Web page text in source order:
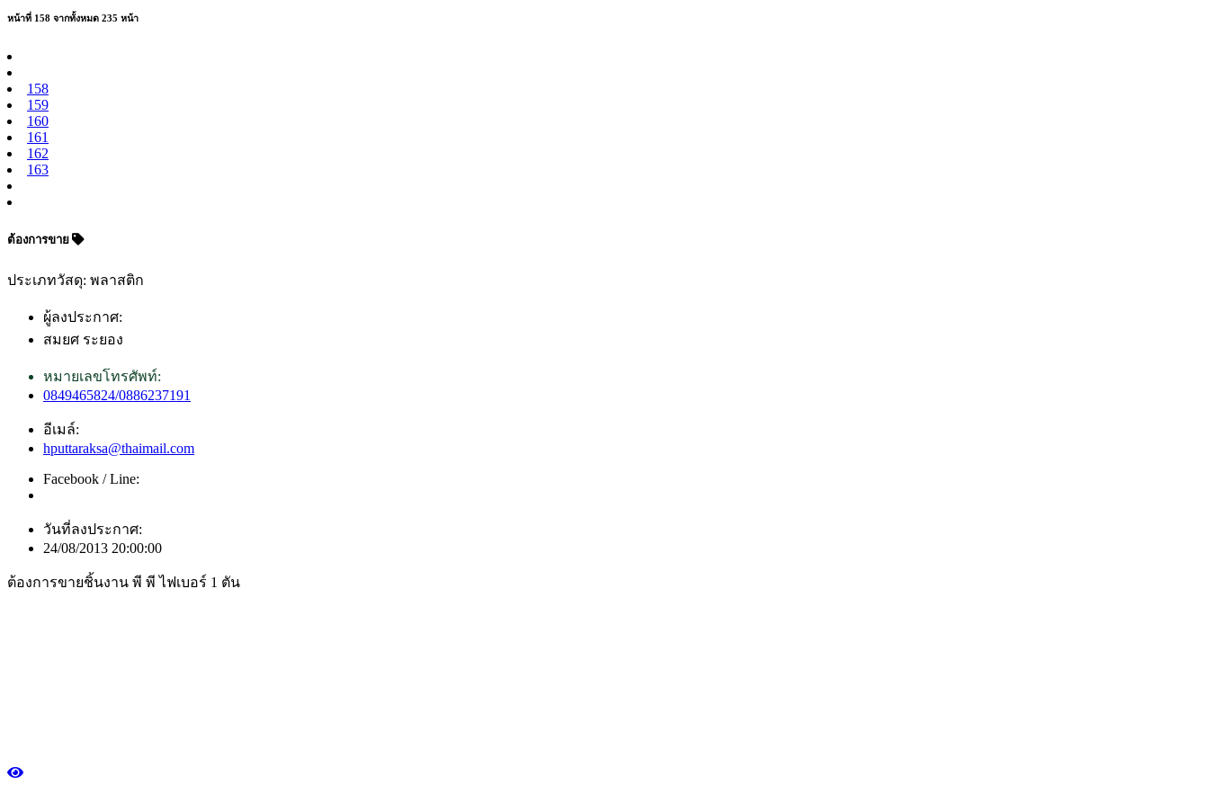
หน้าที่ 158 จากทั้งหมด 235 หน้า
158
159
160
161
162
163
ต้องการขาย
ประเภทวัสดุ: พลาสติก
ผู้ลงประกาศ:
สมยศ ระยอง
หมายเลขโทรศัพท์:
0849465824/0886237191
อีเมล์:
hputtaraksa@thaimail.com
Facebook / Line:
วันที่ลงประกาศ:
24/08/2013 20:00:00
ต้องการขายชิ้นงาน พี พี ไฟเบอร์ 1 ตัน